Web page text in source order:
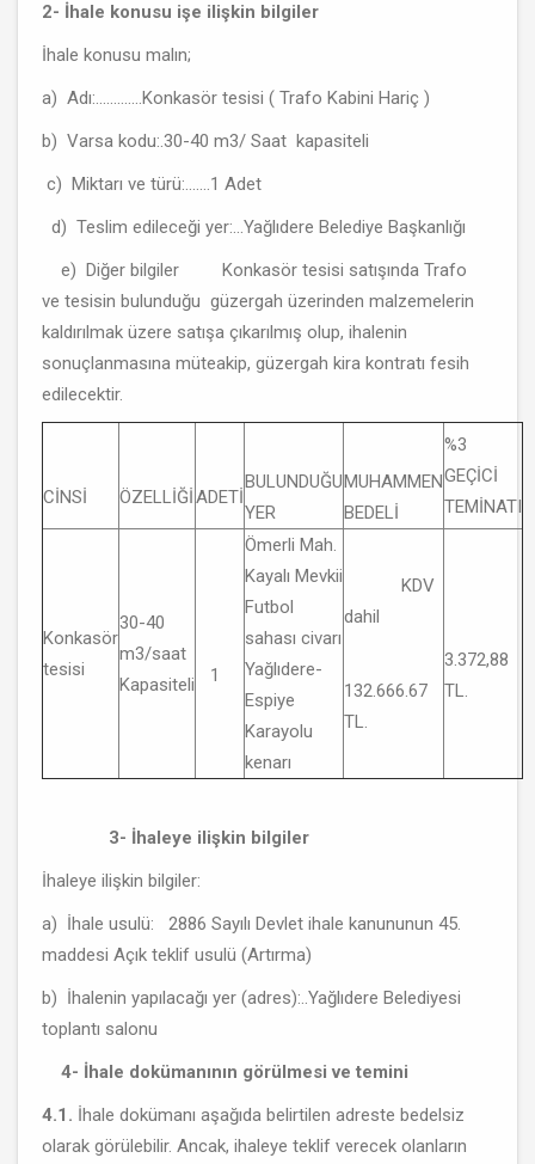
2- İhale konusu işe ilişkin bilgiler
İhale konusu malın;
a) Adı:.............Konkasör tesisi ( Trafo Kabini Hariç )
b) Varsa kodu:.30-40 m3/ Saat kapasiteli
c) Miktarı ve türü:.......1 Adet
d) Teslim edileceği yer:...Yağlıdere Belediye Başkanlığı
e) Diğer bilgiler Konkasör tesisi satışında Trafo
ve tesisin bulunduğu güzergah üzerinden malzemelerin
kaldırılmak üzere satışa çıkarılmış olup, ihalenin
sonuçlanmasına müteakip, güzergah kira kontratı fesih
edilecektir.
CİNSİ ÖZELLİĞİADETİ
BULUNDUĞU
YER
MUHAMMEN
BEDELİ
%3
GEÇİCİ
TEMİNATI
Konkasör
tesisi
30-40
m3/saat
Kapasiteli
1
Ömerli Mah.
Kayalı Mevkii
Futbol
sahası civarı
Yağlıdere-
Espiye
Karayolu
kenarı
KDV
dahil
132.666.67
TL.
3.372,88
TL.
3- İhaleye ilişkin bilgiler
İhaleye ilişkin bilgiler:
a) İhale usulü: 2886 Sayılı Devlet ihale kanununun 45.
maddesi Açık teklif usulü (Artırma)
b) İhalenin yapılacağı yer (adres):..Yağlıdere Belediyesi
toplantı salonu
4- İhale dokümanının görülmesi ve temini
4.1. İhale dokümanı aşağıda belirtilen adreste bedelsiz
olarak görülebilir. Ancak, ihaleye teklif verecek olanların